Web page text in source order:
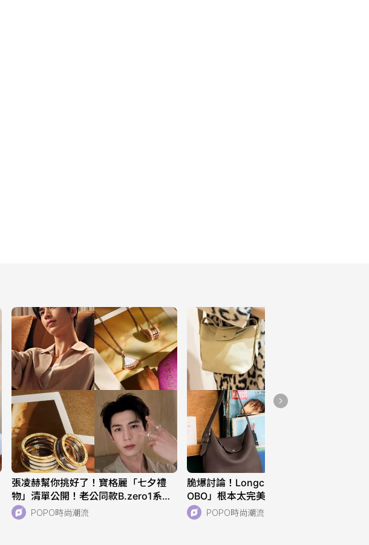
what’s in my bag🎒留
學生搭機背包
11
outfit👒背心穿搭
14
張凌赫幫你挑好了！寶格麗「七夕禮
物」清單公開！老公同款B.zero1系
列、核桃們必收！
POPO時尚潮流
脆爆討論！Longchamp新「小水桶H
OBO」根本太完美！S、L兩個尺寸解
析！快衝店上試揹！
POPO時尚潮流